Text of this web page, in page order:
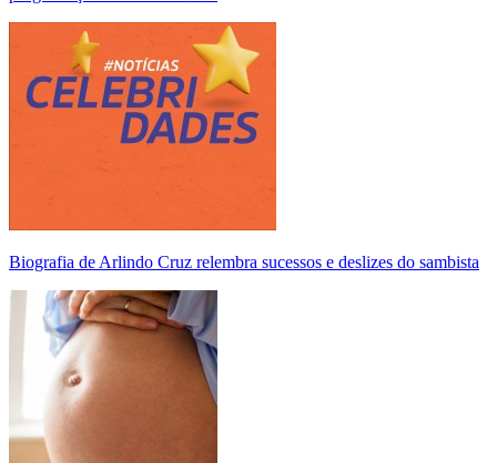
Biografia de Arlindo Cruz relembra sucessos e deslizes do sambista